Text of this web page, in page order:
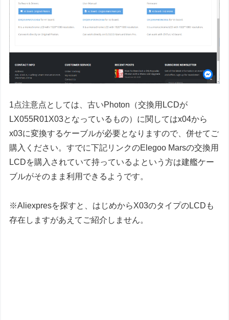
1点注意点としては、古いPhoton（交換用LCDが
LX055R01X03となっているもの）に関してはx04から
x03に変換するケーブルが必要となりますので、併せてご
購入ください。すでに下記リンクのElegoo Marsの交換用
LCDを購入されていて持っているよという方は建艦ケー
ブルがそのまま利用できるようです。
※Aliexpresを探すと、はじめからX03のタイプのLCDも
存在しますがあえてご紹介しません。